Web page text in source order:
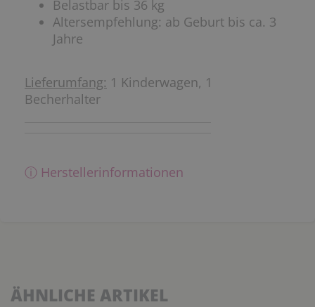
Belastbar bis 36 kg
Altersempfehlung: ab Geburt bis ca. 3
Jahre
Lieferumfang: 1 Kinderwagen, 1
Becherhalter
ⓘ Herstellerinformationen
ÄHNLICHE ARTIKEL